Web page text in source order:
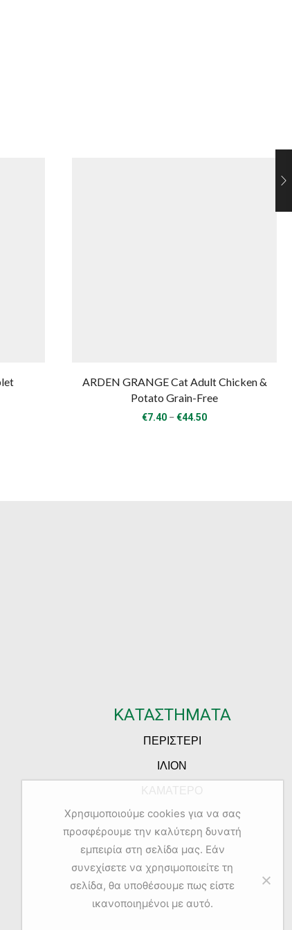
ARDEN GRANGE Cat Adult Chicken &
Potato Grain-Free
€7.40 –€44.50Price
ΚΑΤΑΣΤΗΜΑΤΑ
ΠΕΡΙΣΤΕΡΙ
ΙΛΙΟΝ
Χρησιμοποιούμε cookies για να σας
προσφέρουμε την καλύτερη δυνατή
εμπειρία στη σελίδα μας. Εάν
συνεχίσετε να χρησιμοποιείτε τη
σελίδα, θα υποθέσουμε πως είστε
ικανοποιημένοι με αυτό.